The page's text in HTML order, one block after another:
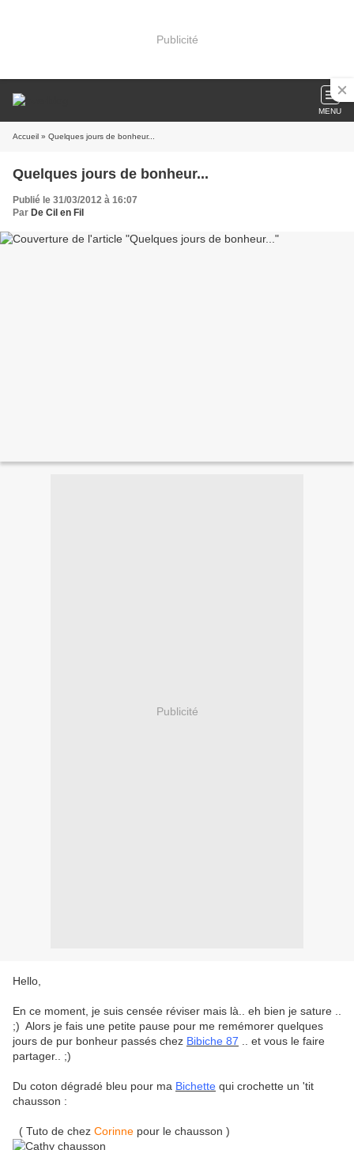
Publicité
MENU
Accueil » Quelques jours de bonheur...
Quelques jours de bonheur...
Publié le 31/03/2012 à 16:07
Par De Cil en Fil
Publicité
Hello,
En ce moment, je suis censée réviser mais là.. eh bien je sature ..
;) Alors je fais une petite pause pour me remémorer quelques
jours de pur bonheur passés chez Bibiche 87 .. et vous le faire
partager.. ;)
Du coton dégradé bleu pour ma Bichette qui crochette un 'tit
chausson :
( Tuto de chez Corinne pour le chausson )